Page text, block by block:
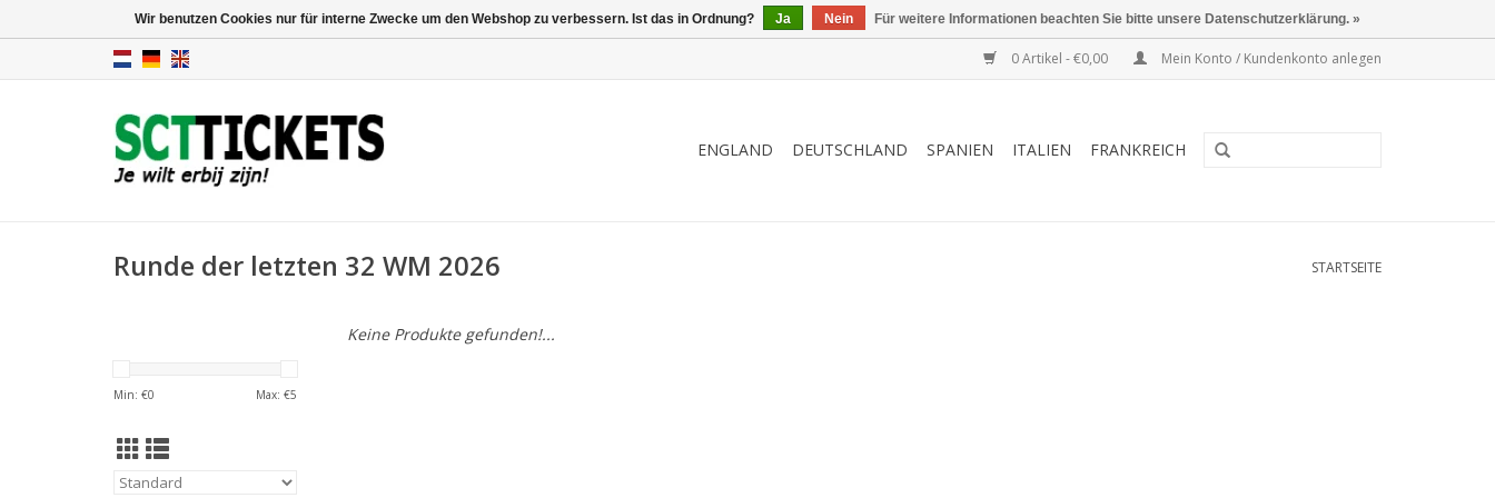
0 Artikel - €0,00 Mein Konto / Kundenkonto anlegen
ENGLAND DEUTSCHLAND SPANIEN ITALIEN FRANKREICH
Runde der letzten 32 WM 2026 STARTSEITE
Min: €0 Max: €5
Keine Produkte gefunden!...
Wir benutzen Cookies nur für interne Zwecke um den Webshop zu verbessern. Ist das in Ordnung? Ja Nein Für weitere Informationen beachten Sie bitte unsere Datenschutzerklärung. »